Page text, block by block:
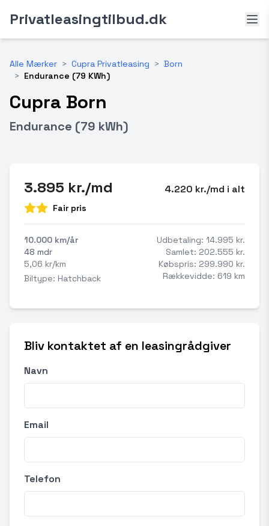
Privatleasingtilbud.dk
Alle Mærker > Cupra Privatleasing > Born
> Endurance (79 KWh)
Cupra Born
Endurance (79 kWh)
3.895 kr./md 4.220 kr./md i alt
Fair pris
10.000 km/år
48 mdr
5,06 kr/km
Biltype: Hatchback
Udbetaling: 14.995 kr.
Samlet: 202.555 kr.
Købspris: 299.990 kr.
Rækkevidde: 619 km
Bliv kontaktet af en leasingrådgiver
Navn
Email
Telefon